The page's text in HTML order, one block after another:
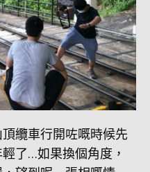
纜車行開咗嘅時候先
了…如果換個角度，